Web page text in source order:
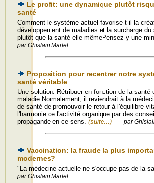
Le profit: une dynamique plutôt
santé
Comment le système actuel favorise-t-il la
développement de maladies et la surcharge
plutôt que la santé elle-mêmePensez-y une
par Ghislain Martel
Proposition pour recentrer notre
santé véritable
Une solution: Rétribuer en fonction de la santé
maladie Normalement, il reviendrait à la
de santé de promouvoir le retour à l'équilibre
l'harmonie de l'activité organique par des
propagande en ce sens. (suite...) par
Vaccination: la fraude la plus
modernes?
"La médecine actuelle ne s'occupe pas de la
par Ghislain Martel